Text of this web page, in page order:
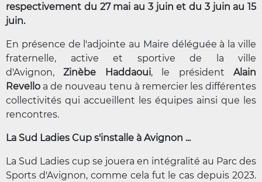
respectivement du 27 mai au 3 juin et du 3 juin au 15
juin.
En présence de l'adjointe au Maire déléguée à la ville
fraternelle, active et sportive de la ville
d'Avignon,Zinèbe Haddaoui, le présidentAlain
Revello a de nouveau tenu à remercier les différentes
collectivités qui accueillent les équipes ainsi que les
rencontres.
La Sud Ladies Cup s'installe à Avignon ...
La Sud Ladies cup se jouera en intégralité au Parc des
Sports d'Avignon, comme cela fut le cas depuis 2023.